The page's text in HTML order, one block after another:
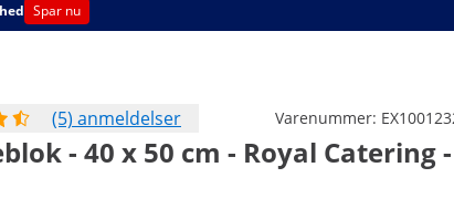
Spar nu
(5) anmeldelser
Varenummer:
- 40 x 50 cm - Royal Catering